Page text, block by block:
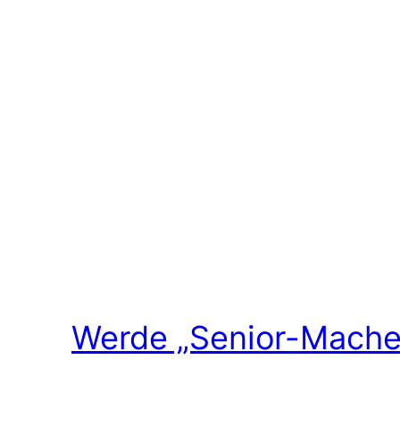
Werde „Senior-